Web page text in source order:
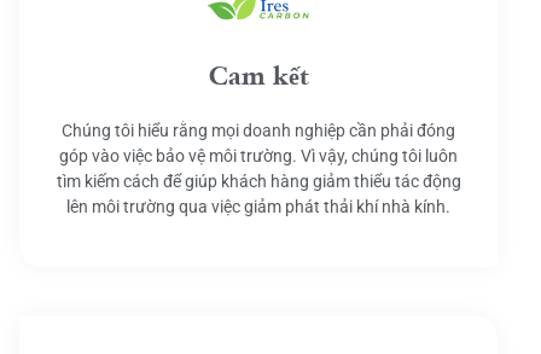
Cam kết
Chúng tôi hiểu rằng mọi doanh nghiệp cần phải đóng
góp vào việc bảo vệ môi trường. Vì vậy, chúng tôi luôn
tìm kiếm cách để giúp khách hàng giảm thiểu tác động
lên môi trường qua việc giảm phát thải khí nhà kính.